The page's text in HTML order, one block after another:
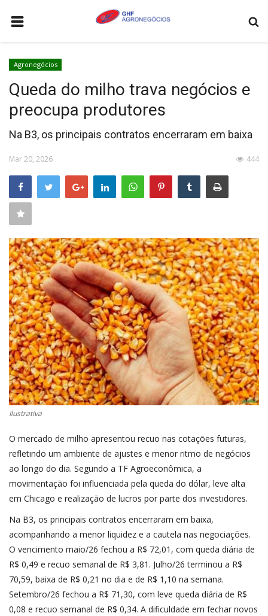
AGRONEGÓCIOS
LEILÕES
FEIRAS E EVENTOS
LOGÍSTICA
COTAÇÕES
COMO ANUNCIAR
COLUNISTA
CONTATO
CONECTE-SE
REGISTO
Agronegócios
Queda do milho trava negócios e
preocupa produtores
Na B3, os principais contratos encerraram em baixa
Mar 20, 2026 444
Ilustrativa
O mercado de milho apresentou recuo nas cotações futuras,
refletindo um ambiente de ajustes e menor ritmo de negócios
ao longo do dia. Segundo a TF Agroeconômica, a
movimentação foi influenciada pela queda do dólar, leve alta
em Chicago e realização de lucros por parte dos investidores.
Na B3, os principais contratos encerraram em baixa,
acompanhando a menor liquidez e a cautela nas negociações.
O vencimento maio/26 fechou a R$ 72,01, com queda diária de
R$ 0,49 e recuo semanal de R$ 3,81. Julho/26 terminou a R$
70,59, baixa de R$ 0,21 no dia e de R$ 1,10 na semana.
Setembro/26 fechou a R$ 71,30, com leve queda diária de R$
0,08 e recuo semanal de R$ 0,34. A dificuldade em fechar novos